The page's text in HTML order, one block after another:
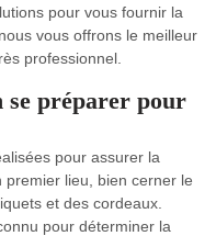
pour vous fournir la
vous offrons le meilleur
professionnel.
se préparer pour
pour assurer la
lieu, bien cerner le
et des cordeaux.
pour déterminer la